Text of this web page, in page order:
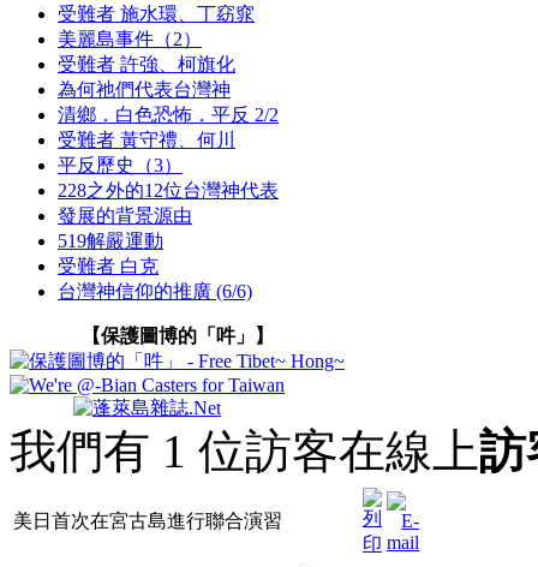
受難者 施水環、丁窈窕
美麗島事件（2）
受難者 許強、柯旗化
為何祂們代表台灣神
清鄉．白色恐怖．平反 2/2
受難者 黃守禮、何川
平反歷史（3）
228之外的12位台灣神代表
發展的背景源由
519解嚴運動
受難者 白克
台灣神信仰的推廣 (6/6)
【保護圖博的「吽」】
我們有 1 位訪客在線上訪
美日首次在宮古島進行聯合演習